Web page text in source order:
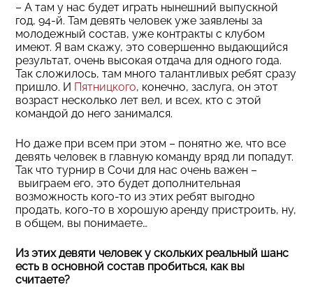
– А там у нас будет играть нынешний выпускной
год, 94-й. Там девять человек уже заявлены за
молодежный состав, уже контракты с клубом
имеют. Я вам скажу, это совершенно выдающийся
результат, очень высокая отдача для одного года.
Так сложилось, там много талантливых ребят сразу
пришло. И Пятницкого, конечно, заслуга, он этот
возраст несколько лет вел, и всех, кто с этой
командой до него занимался.
Но даже при всем при этом – понятно же, что все
девять человек в главную команду вряд ли попадут.
Так что турнир в Сочи для нас очень важен –
выиграем его, это будет дополнительная
возможность кого-то из этих ребят выгодно
продать, кого-то в хорошую аренду пристроить, ну,
в общем, вы понимаете…
Из этих девяти человек у скольких реальный шанс
есть в основной состав пробиться, как вы
считаете?